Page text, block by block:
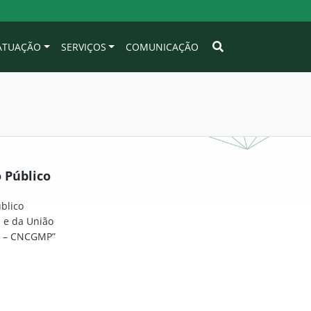
SERVIÇOS COMUNICAÇÃO
Público
e da União
CNCGMP”